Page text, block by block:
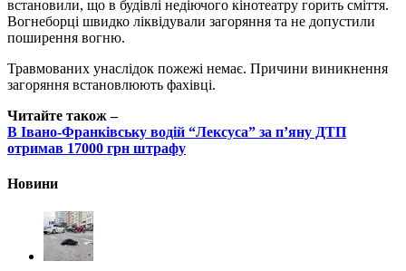
встановили, що в будівлі недіючого кінотеатру горить сміття.
Вогнеборці швидко ліквідували загоряння та не допустили
поширення вогню.
Травмованих унаслідок пожежі немає. Причини виникнення
загоряння встановлюють фахівці.
Читайте також –
В Івано-Франківську водій “Лексуса” за п’яну ДТП
отримав 17000 грн штрафу
Новини